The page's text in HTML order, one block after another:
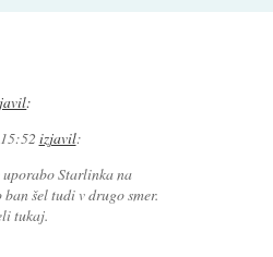
:
izjavil:
Starlinka na
šel tudi v drugo smer.
tukaj.